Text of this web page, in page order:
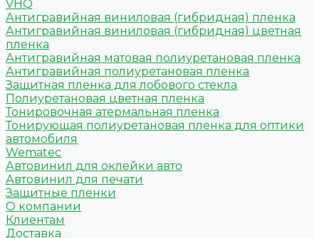
VHQ
Антигравийная виниловая (гибридная) пленка
Антигравийная виниловая (гибридная) цветная
пленка
Антигравийная матовая полиуретановая пленка
Антигравийная полиуретановая пленка
Защитная пленка для лобового стекла
Полиуретановая цветная пленка
Тонировочная атермальная пленка
Тонирующая полиуретановая пленка для оптики
автомобиля
Wematec
Автовинил для оклейки авто
Автовинил для печати
Защитные пленки
О компании
Клиентам
Доставка